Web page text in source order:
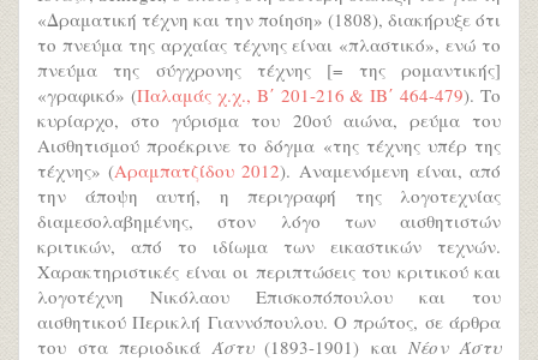
«Δραματική τέχνη και την ποίηση» (1808), διακήρυξε ότι
το πνεύμα της αρχαίας τέχνης είναι «πλαστικό», ενώ το
πνεύμα της σύγχρονης τέχνης [= της ρομαντικής]
«γραφικό» (Παλαμάς χ.χ., Β΄ 201-216 & ΙΒ΄ 464-479). Το
κυρίαρχο, στο γύρισμα του 20ού αιώνα, ρεύμα του
Αισθητισμού προέκρινε το δόγμα «της τέχνης υπέρ της
τέχνης» (Αραμπατζίδου 2012). Αναμενόμενη είναι, από
την άποψη αυτή, η περιγραφή της λογοτεχνίας
διαμεσολαβημένης, στον λόγο των αισθητιστών
κριτικών, από το ιδίωμα των εικαστικών τεχνών.
Χαρακτηριστικές είναι οι περιπτώσεις του κριτικού και
λογοτέχνη Νικόλαου Επισκοπόπουλου και του
αισθητικού Περικλή Γιαννόπουλου. Ο πρώτος, σε άρθρα
του στα περιοδικά Άστυ(1893-1901) και Νέον Άστυ